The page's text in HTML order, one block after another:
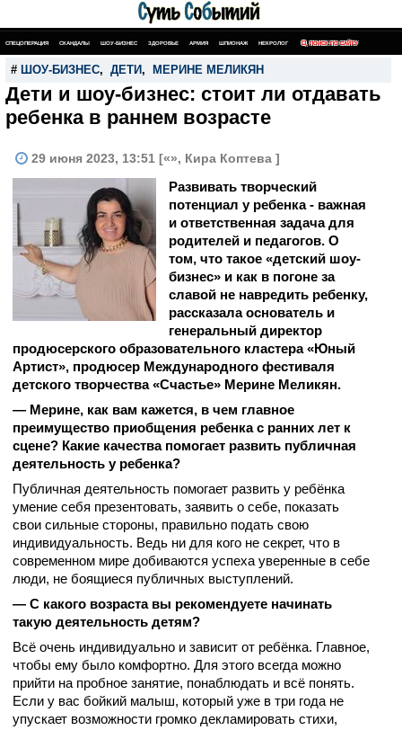
СПЕЦОПЕРАЦИЯ СКАНДАЛЫ ШОУ-БИЗНЕС ЗДОРОВЬЕ АРМИЯ ШПИОНАЖ НЕКРОЛОГ ПОИСК ПО САЙТУ
# ШОУ-БИЗНЕС, ДЕТИ , МЕРИНЕ МЕЛИКЯН
Дети и шоу-бизнес: стоит ли отдавать
ребенка в раннем возрасте
29 июня 2023, 13:51 [«», Кира Коптева ]
Развивать творческий
потенциал у ребенка - важная
и ответственная задача для
родителей и педагогов. О
том, что такое «детский шоу-
бизнес» и как в погоне за
славой не навредить ребенку,
рассказала основатель и
генеральный директор
продюсерского образовательного кластера «Юный
Артист», продюсер Международного фестиваля
детского творчества «Счастье» Мерине Меликян.
— Мерине, как вам кажется, в чем главное
преимущество приобщения ребенка с ранних лет к
сцене? Какие качества помогает развить публичная
деятельность у ребенка?
Публичная деятельность помогает развить у ребёнка
умение себя презентовать, заявить о себе, показать
свои сильные стороны, правильно подать свою
индивидуальность. Ведь ни для кого не секрет, что в
современном мире добиваются успеха уверенные в себе
люди, не боящиеся публичных выступлений.
— С какого возраста вы рекомендуете начинать
такую деятельность детям?
Всё очень индивидуально и зависит от ребёнка. Главное,
чтобы ему было комфортно. Для этого всегда можно
прийти на пробное занятие, понаблюдать и всё понять.
Если у вас бойкий малыш, который уже в три года не
упускает возможности громко декламировать стихи,